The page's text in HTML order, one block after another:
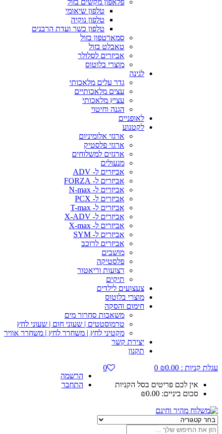
טלפון שיאומי
טלפון נוקיה
טלפון כשר ועדת הרבנים
סמארטפון בזול
טאבלט בזול
אביזרים לסלולר
מוצרי בלוטוס
גדר עלים מלאכותי
עצים מלאכותיים
עציץ מלאכותי
הגנה וחיטוי
ארגזי אלומיניום
ארגזי פלסטיק
ארגזים למשלוחים
אביזרים ל- ADV
אביזרים ל- FORZA
אביזרים ל- N-max
אביזרים ל- PCX
אביזרים ל- T-max
אביזרים ל- X-ADV
אביזרים ל- X-max
אביזרים ל- SYM
אביזרים לרוכב
פלסטיקה
רצועות וריאטור
צעצועים לילדים
מוצרי בלוטוס
חימום והסקה
משאבות סחרור מים
טרמוסטטים | שעוני חום | שעוני לחץ
מקטיני לחץ | משחרר לחץ | משחרר אוויר
יצירת קשר
:
₪ 0.00
0
פריטים בסל הקניות
ביניים:
₪ 0.00
התחבר